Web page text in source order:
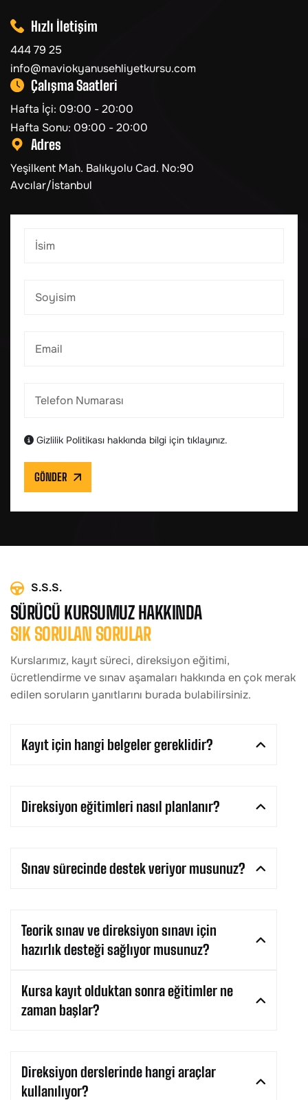
Hızlı İletişim
444 79 25
info@maviokyanusehliyetkursu.com
Çalışma Saatleri
Hafta İçi: 09:00 - 20:00
Hafta Sonu: 09:00 - 20:00
Adres
Yeşilkent Mah. Balıkyolu Cad. No:90
Avcılar/İstanbul
Gizlilik Politikası hakkında bilgi için tıklayınız.
GÖNDER
S.S.S.
SÜRÜCÜ KURSUMUZ HAKKINDA
SIK SORULAN SORULAR
Kurslarımız, kayıt süreci, direksiyon eğitimi,
ücretlendirme ve sınav aşamaları hakkında en çok merak
edilen soruların yanıtlarını burada bulabilirsiniz.
Kayıt için hangi belgeler gereklidir?
Direksiyon eğitimleri nasıl planlanır?
Sınav sürecinde destek veriyor musunuz?
Teorik sınav ve direksiyon sınavı için
hazırlık desteği sağlıyor musunuz?
Kursa kayıt olduktan sonra eğitimler ne
zaman başlar?
Direksiyon derslerinde hangi araçlar
kullanılıyor?